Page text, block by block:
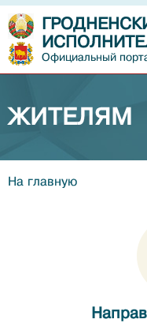
Официальный
ЖИТЕЛЯМ
На главную